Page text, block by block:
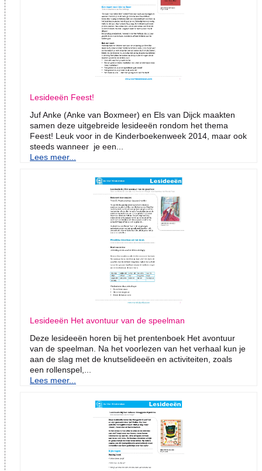
Lesideeën Feest!
Juf Anke (Anke van Boxmeer) en Els van Dijck maakten
samen deze uitgebreide lesideeën rondom het thema
Feest! Leuk voor in de Kinderboekenweek 2014, maar ook
steeds wanneer je een...
Lees meer...
Lesideeën Het avontuur van de speelman
Deze lesideeën horen bij het prentenboek Het avontuur
van de speelman. Na het voorlezen van het verhaal kun je
aan de slag met de knutselideeën en activiteiten, zoals
een rollenspel,...
Lees meer...